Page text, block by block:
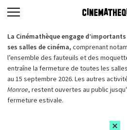
La Cinémathèque engage
ses salles de cinéma, comprenant
l’ensemble des fauteuils et des
entraîne la fermeture de toutes les
au 15 septembre 2026. Les autres
Monroe, restent ouvertes au public
fermeture estivale.